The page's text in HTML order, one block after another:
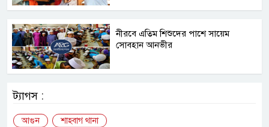
নীরবে এতিম শিশুদের পাশে সায়েম
সোবহান আনভীর
ট্যাগস :
আগুন শাহবাগ থানা